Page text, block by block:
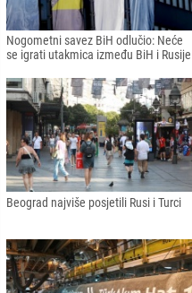
Nogometni savez BiH odlučio: Neće
se igrati utakmica između BiH i Rusije
Beograd najviše posjetili Rusi i Turci